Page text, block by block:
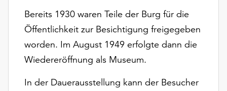
Weitere
Informationen
finden
Datenschutzerklärung
Bereits 1930 waren Teile der Burg für die
Öffentlichkeit zur Besichtigung freigegeben
worden. Im August 1949 erfolgte dann die
Wiedereröffnung als Museum.
In der Dauerausstellung kann der Besucher